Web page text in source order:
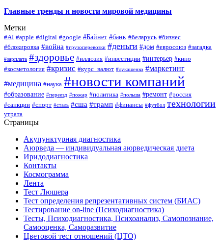
Главные тренды и новости мировой медицины
Метки
#AI #apple #digital #google #Байнет #банк #беларусь #бизнес
#блокировка #война #грузоперевозки #деньги #дом #евросоюз #загадка
#зарплата #здоровье #иллюзия #инвестиции #интерьер #кино
#косметология #кризис #курс_валют #лукашенко #маркетинг
#медицина #наука #новости компаний
#образование #переезд #пожар #политика #польша #ремонт #россия
#санкции #спорт #сталь #сша #трамп #финансы #футбол технологии
утрата
Страницы
Акупунктурная диагностика
Аюрведа — индивидуальная аюрведическая диета
Иридодиагностика
Контакты
Космограмма
Лента
Тест Люшера
Тест определения репрезентативных систем (БИАС)
Тестирование on-line (Психодиагностика)
Тесты, Психодиагностика, Психоанализ, Самопознание,
Самооценка, Саморазвитие
Цветовой тест отношений (ЦТО)